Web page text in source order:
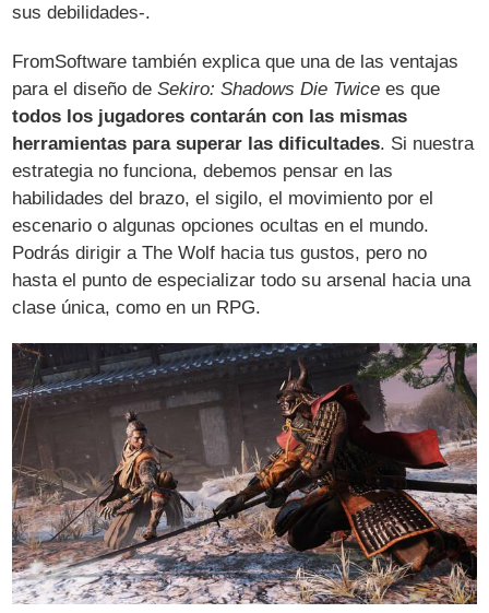
sus debilidades-.
FromSoftware también explica que una de las ventajas
para el diseño deSekiro: Shadows Die Twice es que
todos los jugadores contarán con las mismas
herramientas para superar las dificultades. Si nuestra
estrategia no funciona, debemos pensar en las
habilidades del brazo, el sigilo, el movimiento por el
escenario o algunas opciones ocultas en el mundo.
Podrás dirigir a The Wolf hacia tus gustos, pero no
hasta el punto de especializar todo su arsenal hacia una
clase única, como en un RPG.